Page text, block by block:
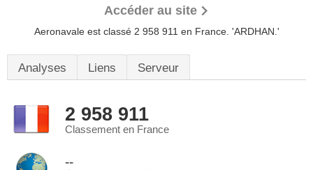
Accéder au site
Aeronavale est classé 2 958 911 en France. 'ARDHAN.'
Analyses Liens Serveur
2 958 911
Classement en France
--